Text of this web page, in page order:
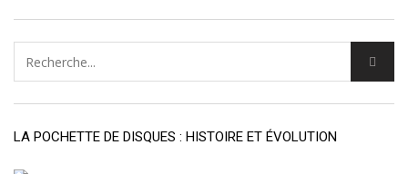
LA POCHETTE DE DISQUES : HISTOIRE ET ÉVOLUTION